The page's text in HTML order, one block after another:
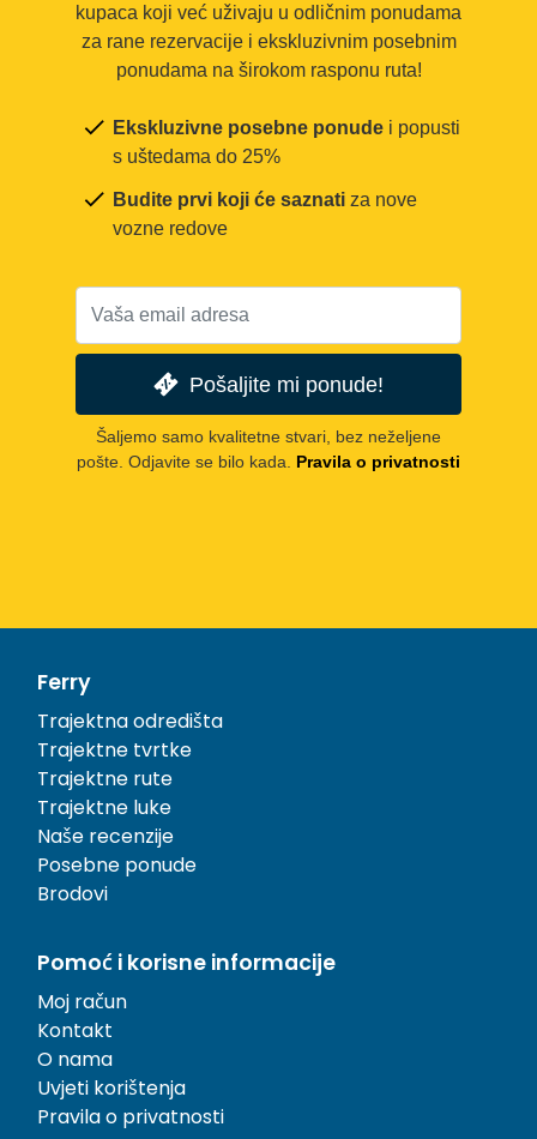
kupaca koji već uživaju u odličnim ponudama
za rane rezervacije i ekskluzivnim posebnim
ponudama na širokom rasponu ruta!
Ekskluzivne posebne ponude i popusti
s uštedama do 25%
Budite prvi koji će saznati za nove
vozne redove
Pošaljite mi ponude!
Šaljemo samo kvalitetne stvari, bez neželjene
pošte. Odjavite se bilo kada. Pravila o privatnosti
Ferry
Trajektna odredišta
Trajektne tvrtke
Trajektne rute
Trajektne luke
Naše recenzije
Posebne ponude
Brodovi
Pomoć i korisne informacije
Moj račun
Kontakt
O nama
Uvjeti korištenja
Pravila o privatnosti